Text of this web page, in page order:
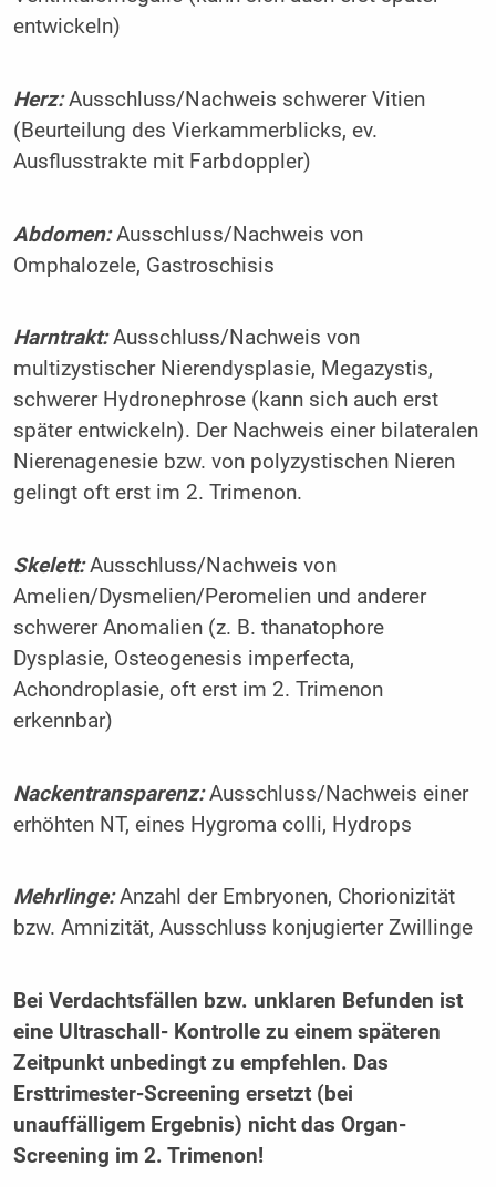
entwickeln)
Herz:Ausschluss/Nachweis schwerer Vitien
(Beurteilung des Vierkammerblicks, ev.
Ausflusstrakte mit Farbdoppler)
Abdomen:Ausschluss/Nachweis von
Omphalozele, Gastroschisis
Harntrakt:Ausschluss/Nachweis von
multizystischer Nierendysplasie, Megazystis,
schwerer Hydronephrose (kann sich auch erst
später entwickeln). Der Nachweis einer bilateralen
Nierenagenesie bzw. von polyzystischen Nieren
gelingt oft erst im 2. Trimenon.
Skelett:Ausschluss/Nachweis von
Amelien/Dysmelien/Peromelien und anderer
schwerer Anomalien (z. B. thanatophore
Dysplasie, Osteogenesis imperfecta,
Achondroplasie, oft erst im 2. Trimenon
erkennbar)
Nackentransparenz:Ausschluss/Nachweis einer
erhöhten NT, eines Hygroma colli, Hydrops
Mehrlinge:Anzahl der Embryonen, Chorionizität
bzw. Amnizität, Ausschluss konjugierter Zwillinge
Bei Verdachtsfällen bzw. unklaren Befunden ist
eine Ultraschall- Kontrolle zu einem späteren
Zeitpunkt unbedingt zu empfehlen. Das
Ersttrimester-Screening ersetzt (bei
unauffälligem Ergebnis) nicht das Organ-
Screening im 2. Trimenon!